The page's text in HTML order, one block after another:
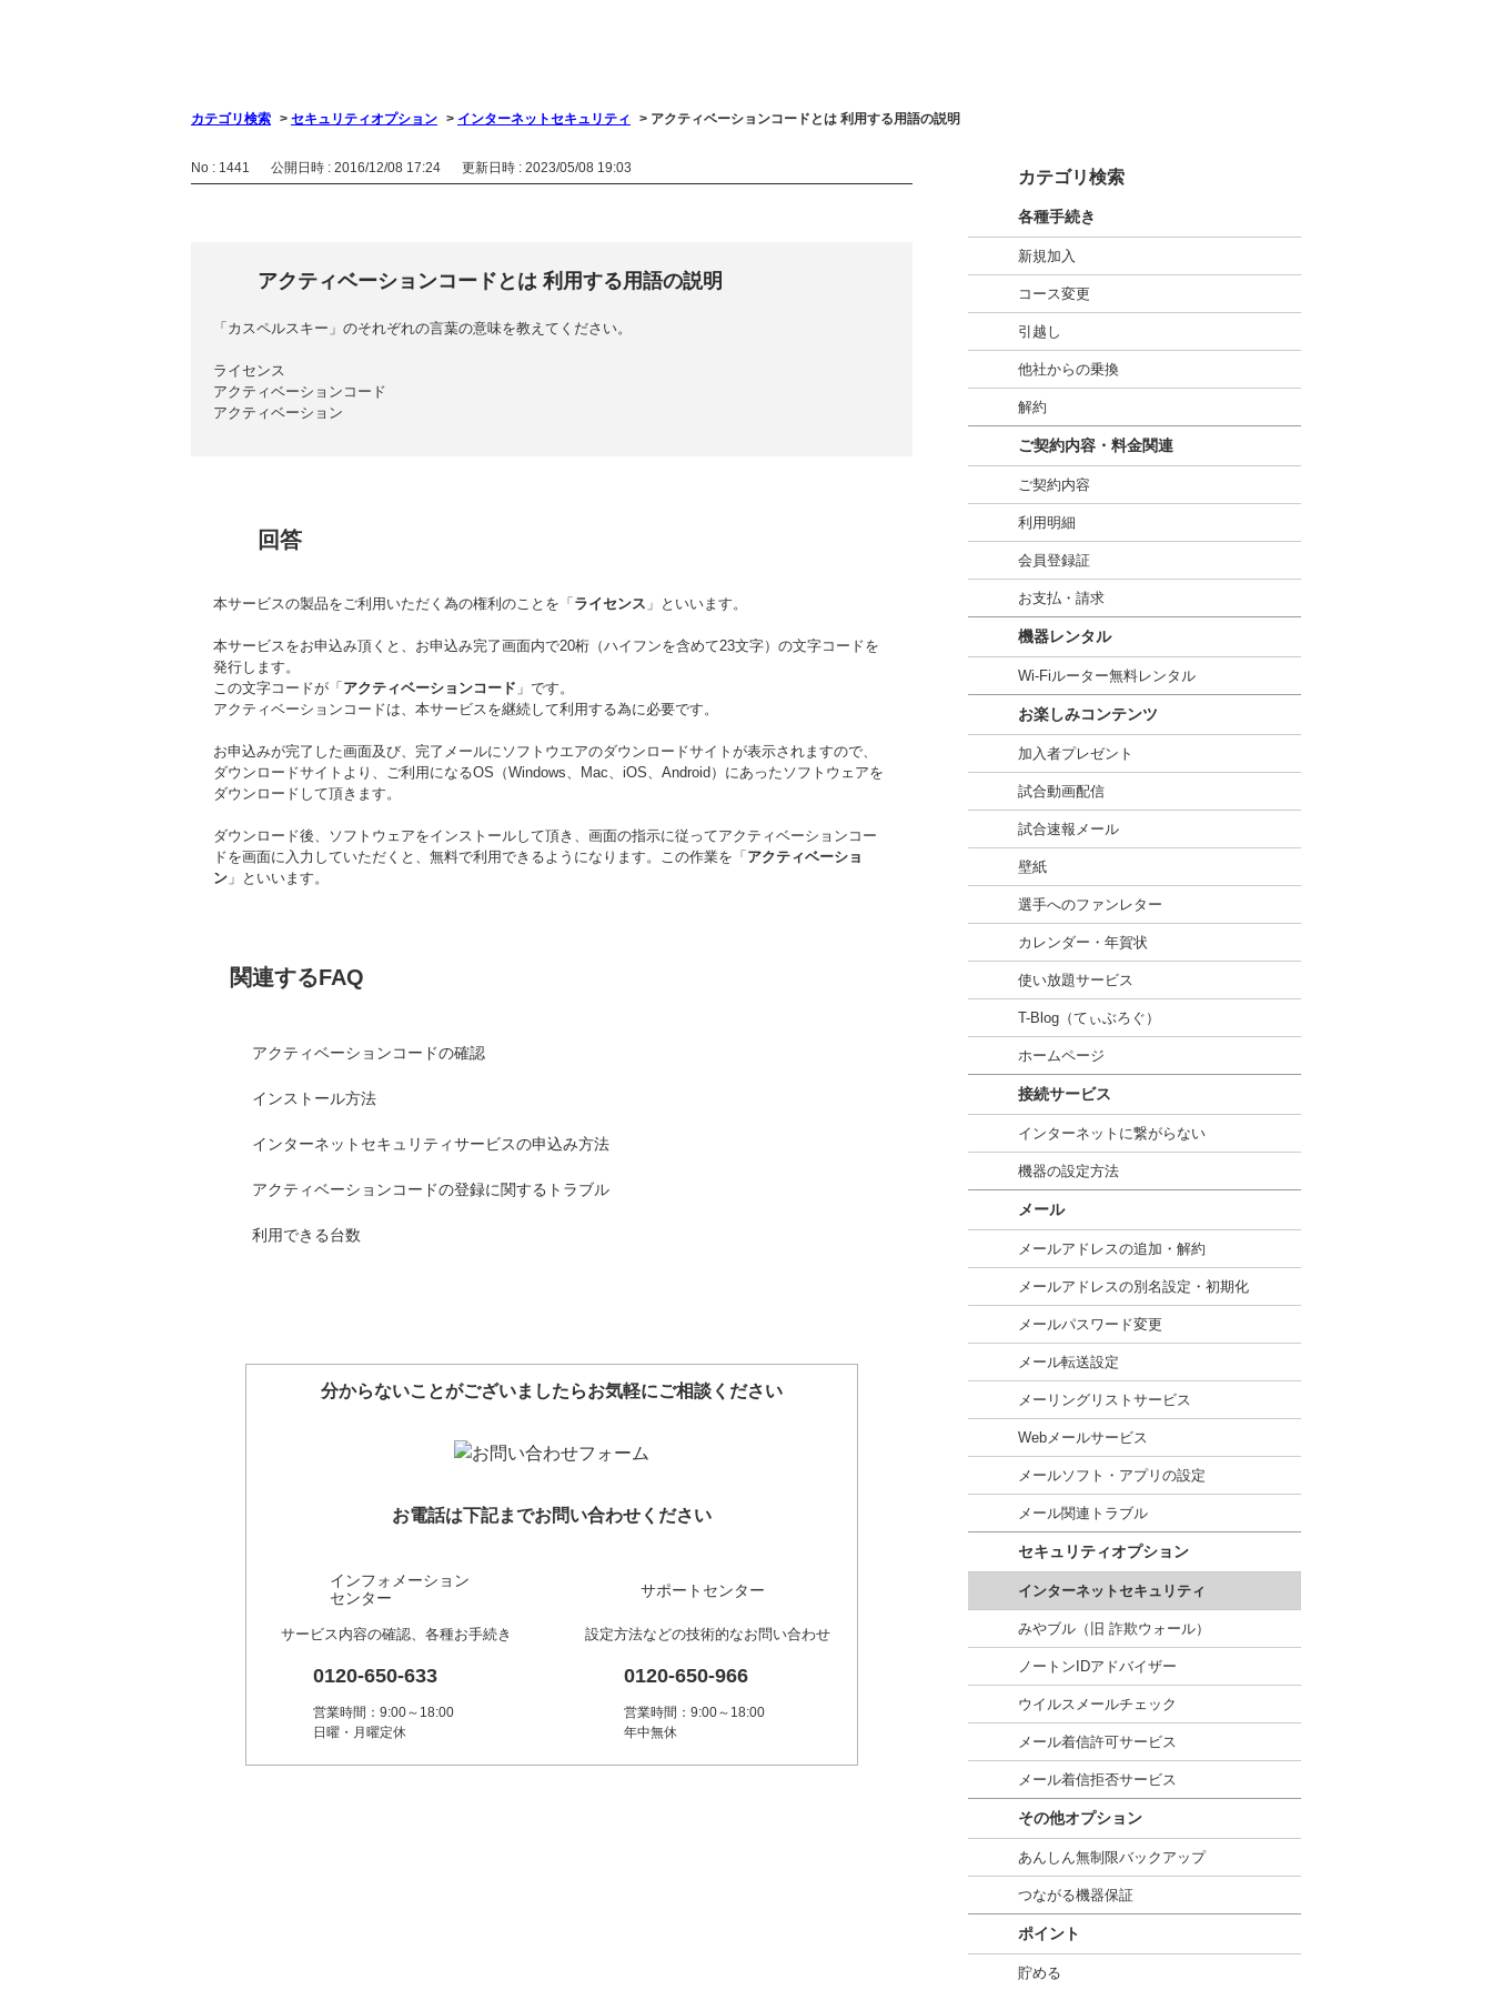
カテゴリ検索 > セキュリティオプション > インターネットセキュリティ > アクティベーションコードとは 利用する用語の説明
カテゴリ検索
各種手続き
新規加入
コース変更
引越し
他社からの乗換
解約
ご契約内容・料金関連
ご契約内容
利用明細
会員登録証
お支払・請求
機器レンタル
Wi-Fiルーター無料レンタル
お楽しみコンテンツ
加入者プレゼント
試合動画配信
試合速報メール
壁紙
選手へのファンレター
カレンダー・年賀状
使い放題サービス
T-Blog（てぃぶろぐ）
ホームページ
接続サービス
インターネットに繋がらない
機器の設定方法
メール
メールアドレスの追加・解約
メールアドレスの別名設定・初期化
メールパスワード変更
メール転送設定
メーリングリストサービス
Webメールサービス
メールソフト・アプリの設定
メール関連トラブル
セキュリティオプション
インターネットセキュリティ
みやブル（旧 詐欺ウォール）
ノートンIDアドバイザー
ウイルスメールチェック
メール着信許可サービス
メール着信拒否サービス
その他オプション
あんしん無制限バックアップ
つながる機器保証
ポイント
貯める
No : 1441 公開日時 : 2016/12/08 17:24 更新日時 : 2023/05/08 19:03
アクティベーションコードとは 利用する用語の説明
「カスペルスキー」のそれぞれの言葉の意味を教えてください。
ライセンス
アクティベーションコード
アクティベーション
回答
本サービスの製品をご利用いただく為の権利のことを「 ライセンス 」といいます。
本サービスをお申込み頂くと、お申込み完了画面内で20桁（ハイフンを含めて23文字）の文字コードを
発行します。
この文字コードが「 アクティベーションコード 」です。
アクティベーションコードは、本サービスを継続して利用する為に必要です。
お申込みが完了した画面及び、完了メールにソフトウエアのダウンロードサイトが表示されますので、
ダウンロードサイトより、ご利用になるOS（Windows、Mac、iOS、Android）にあったソフトウェアを
ダウンロードして頂きます。
ダウンロード後、ソフトウェアをインストールして頂き、画面の指示に従ってアクティベーションコー
ドを画面に入力していただくと、無料で利用できるようになります。この作業を「 アクティベーショ
ン 」といいます。
関連するFAQ
アクティベーションコードの確認
インストール方法
インターネットセキュリティサービスの申込み方法
アクティベーションコードの登録に関するトラブル
利用できる台数
分からないことがございましたらお気軽にご相談ください
お電話は下記までお問い合わせください
インフォメーション
センター
サービス内容の確認、各種お手続き
0120-650-633
営業時間：9:00～18:00
日曜・月曜定休
サポートセンター
設定方法などの技術的なお問い合わせ
0120-650-966
営業時間：9:00～18:00
年中無休